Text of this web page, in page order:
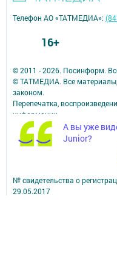
А вы уже
Junior?
© 2011 - 2026. Посинформ.
© ТАТМЕДИА. Все
законом.
Перепечатка,
информации,
размещенной на сайте,
редакций СМИ.
При поддержке
Наименование СМИ:
№ свидетельства о
29.05.2017
Телефон АО «ТАТМЕДИА»:
16+